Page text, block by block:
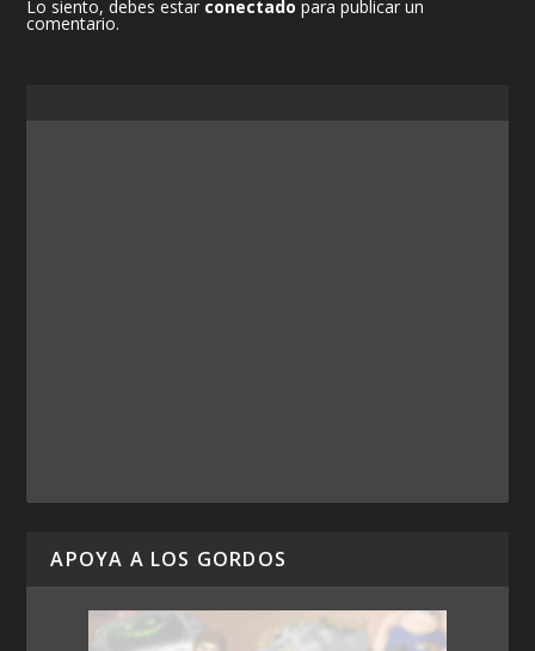
Lo siento, debes estar conectado para publicar un
comentario.
APOYA A LOS GORDOS